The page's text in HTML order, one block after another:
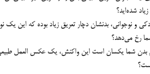
شده‌اید؟
و نوجوانی، بدنشان دچار تعریق زیاد بوده که
رخ می‌دهد؟
بدن شما یکسان است این واکنش، یک عکس العمل